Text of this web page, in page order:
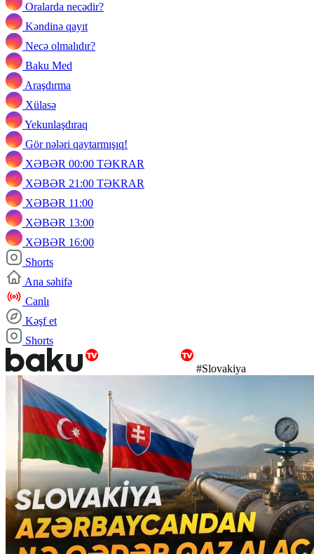
Oralarda necədir?
Kəndinə qayıt
Necə olmalıdır?
Baku Med
Araşdırma
Xülasə
Yekunlaşdıraq
Gör nələri qaytarmışıq!
XƏBƏR 00:00 TƏKRAR
XƏBƏR 21:00 TƏKRAR
XƏBƏR 11:00
XƏBƏR 13:00
XƏBƏR 16:00
Shorts
Ana səhifə
Canlı
Kəşf et
Shorts
#Slovakiya